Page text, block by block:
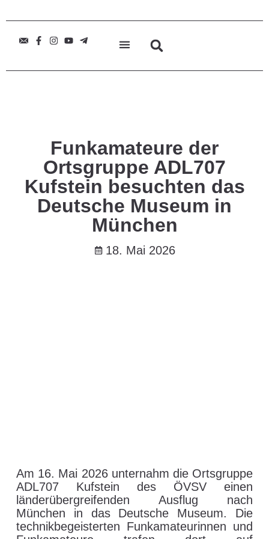
Funkamateure der
Ortsgruppe ADL707
Kufstein besuchten das
Deutsche Museum in
München
18. Mai 2026
Am 16. Mai 2026 unternahm die Ortsgruppe
ADL707 Kufstein des ÖVSV einen
länderübergreifenden Ausflug nach
München in das Deutsche Museum. Die
technikbegeisterten Funkamateurinnen und